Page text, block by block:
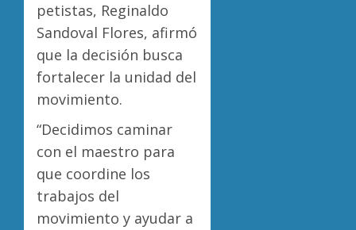
petistas, Reginaldo
Sandoval Flores, afirmó
que la decisión busca
fortalecer la unidad del
movimiento.
“Decidimos caminar
con el maestro para
que coordine los
trabajos del
movimiento y ayudar a